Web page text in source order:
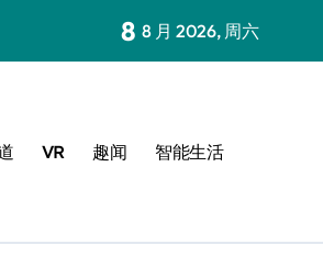
8 8 月 2026, 周六
VR 趣闻 智能生活